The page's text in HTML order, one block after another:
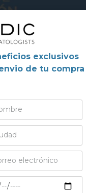
exclusivos
de tu compra